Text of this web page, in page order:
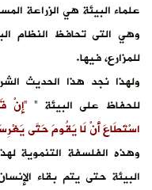
الإقتصادي
مستدامة
فَسِيلَةٌ، فَإِنْ
للحفاظ على
على